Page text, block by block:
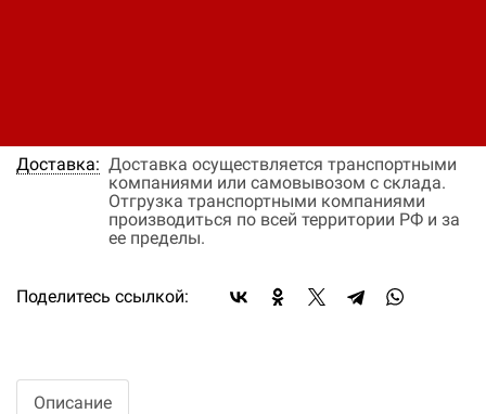
Доставка: Доставка осуществляется транспортными
компаниями или самовывозом с склада.
Отгрузка транспортными компаниями
производиться по всей территории РФ и за
ее пределы.
Поделитесь ссылкой:
Описание